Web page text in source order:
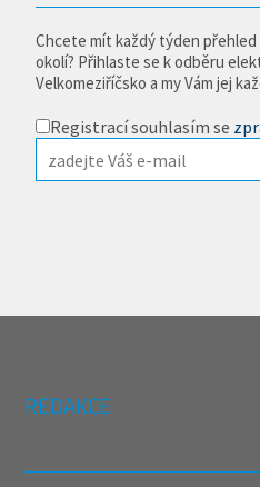
Chcete mít každý týden přehled
okolí? Přihlaste se k odběru
Velkomeziříčsko a my Vám jej
Registrací souhlasím se
REDAKCE